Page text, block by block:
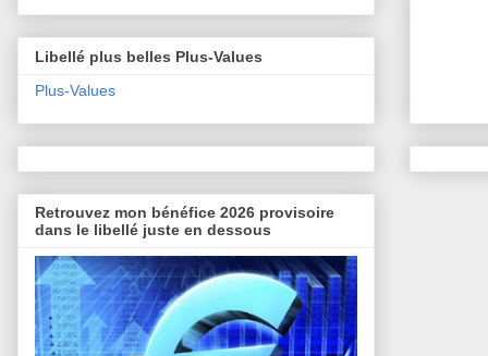
Libellé plus belles Plus-Values
Plus-Values
Retrouvez mon bénéfice 2026 provisoire
dans le libellé juste en dessous